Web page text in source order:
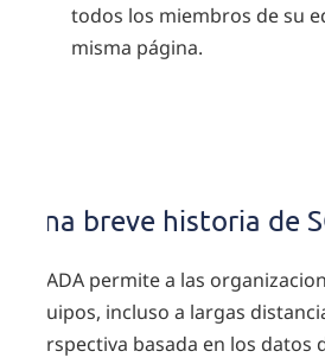
todos los miembros de su
misma página.
SCADA
Una breve historia de
SCADA permite a las
equipos, incluso a largas
perspectiva basada en los datos